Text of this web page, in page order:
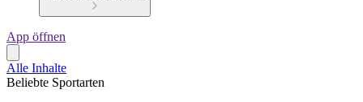
App öffnen
Alle Inhalte
Beliebte Sportarten